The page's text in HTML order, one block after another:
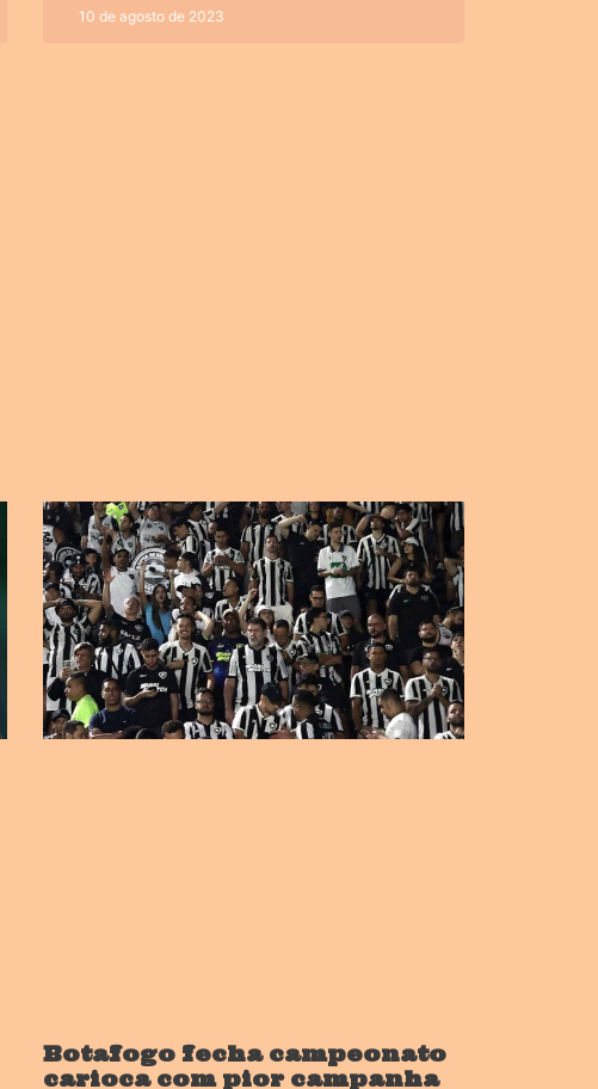
10 de agosto de 2023
Botafogo fecha campeonato
carioca com pior campanha